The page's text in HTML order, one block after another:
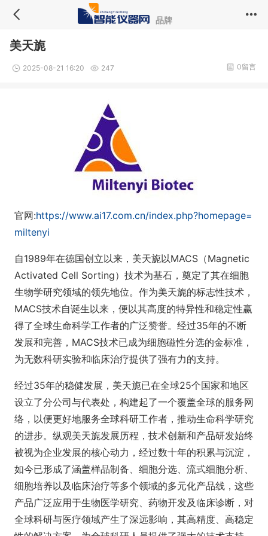
品牌
美天旎
2025-08-21 16:20 247 0留言
官网:https://www.ai17.com.cn/index.php?homepage=
miltenyi
自1989年在德国创立以来，美天旎以MACS（Magnetic
Activated Cell Sorting）技术为基石，奠定了其在细胞
生物学研究领域的领先地位。作为美天旎的标志性技术，
MACS技术自诞生以来，便以其高度的特异性和稳定性赢
得了全球生命科学工作者的广泛赞誉。经过35年的不断
发展和完善，MACS技术已成为细胞磁性分选的金标准，
为无数科研实验和临床治疗提供了强有力的支持。
经过35年的稳健发展，美天旎已在全球25个国家和地区
设立了分公司与代表处，构建起了一个覆盖全球的服务网
络，以便更好地服务全球科研工作者，推动生命科学研究
的进步。纵观美天旎发展历程，技术创新和产品研发始终
被视为企业发展的核心动力，经过数十年的积累与沉淀，
如今已形成了涵盖样品制备、细胞分选、流式细胞分析、
细胞培养以及临床治疗等多个领域的多元化产品线，这些
产品广泛应用于生物医学研究、药物开发及临床诊断，对
全球科研与医疗领域产生了深远影响，其高精度、高稳定